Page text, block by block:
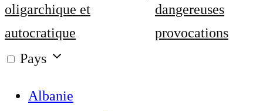
oligarchique et
autocratique
dangereuses
provocations
Pays
Albanie